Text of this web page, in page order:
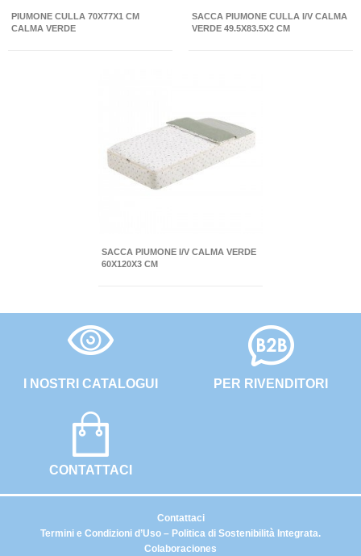
PIUMONE CULLA 70X77X1 CM
CALMA VERDE
SACCA PIUMONE CULLA I/V CALMA
VERDE 49.5X83.5X2 CM
SACCA PIUMONE I/V CALMA VERDE
60X120X3 CM
I NOSTRI CATALOGUI
CONTATTACI
PER RIVENDITORI
Termini e Condizioni d’Uso – Politica di Sostenibilità Integrata.
Colaboraciones
Contattaci